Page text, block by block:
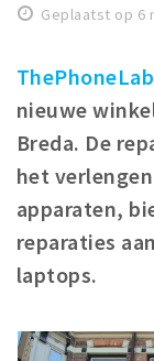
Parkeren
Musea,
Uitjes &
Toeristische
Baroniepoorten
Sport
Privacy
Geplaatst op 6
ThePhoneLab
nieuwe
Breda. De
het
apparaten,
reparaties
laptops.